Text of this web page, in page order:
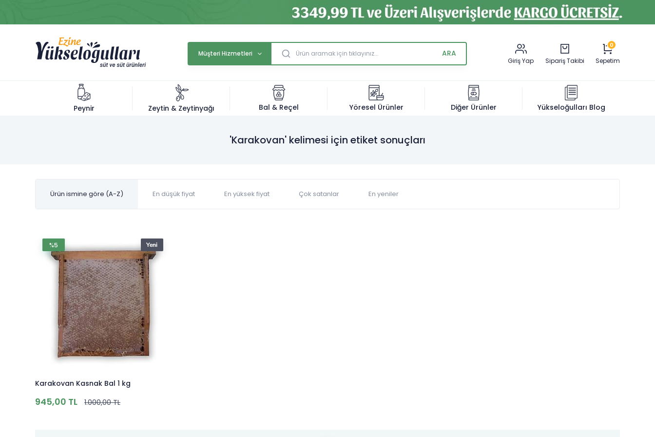
Müşteri Hizmetleri
Giriş Yap
Sipariş Takibi
0
Sepetim
Peynir Zeytin & Zeytinyağı Bal & Reçel Yöresel Ürünler Diğer Ürünler Yükseloğulları Blog
'Karakovan' kelimesi için etiket sonuçları
Ürün ismine göre (A-Z) En düşük fiyat En yüksek fiyat Çok satanlar En yeniler
Karakovan Kasnak Bal 1 kg
945,00 TL 1.000,00 TL
%5